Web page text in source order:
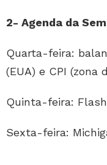
2- Agenda da
Quarta-feira:
(EUA) e CPI (zona
Quinta-feira: Flash
Sexta-feira: